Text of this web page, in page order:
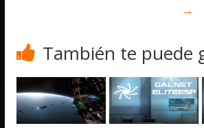
→
También te puede